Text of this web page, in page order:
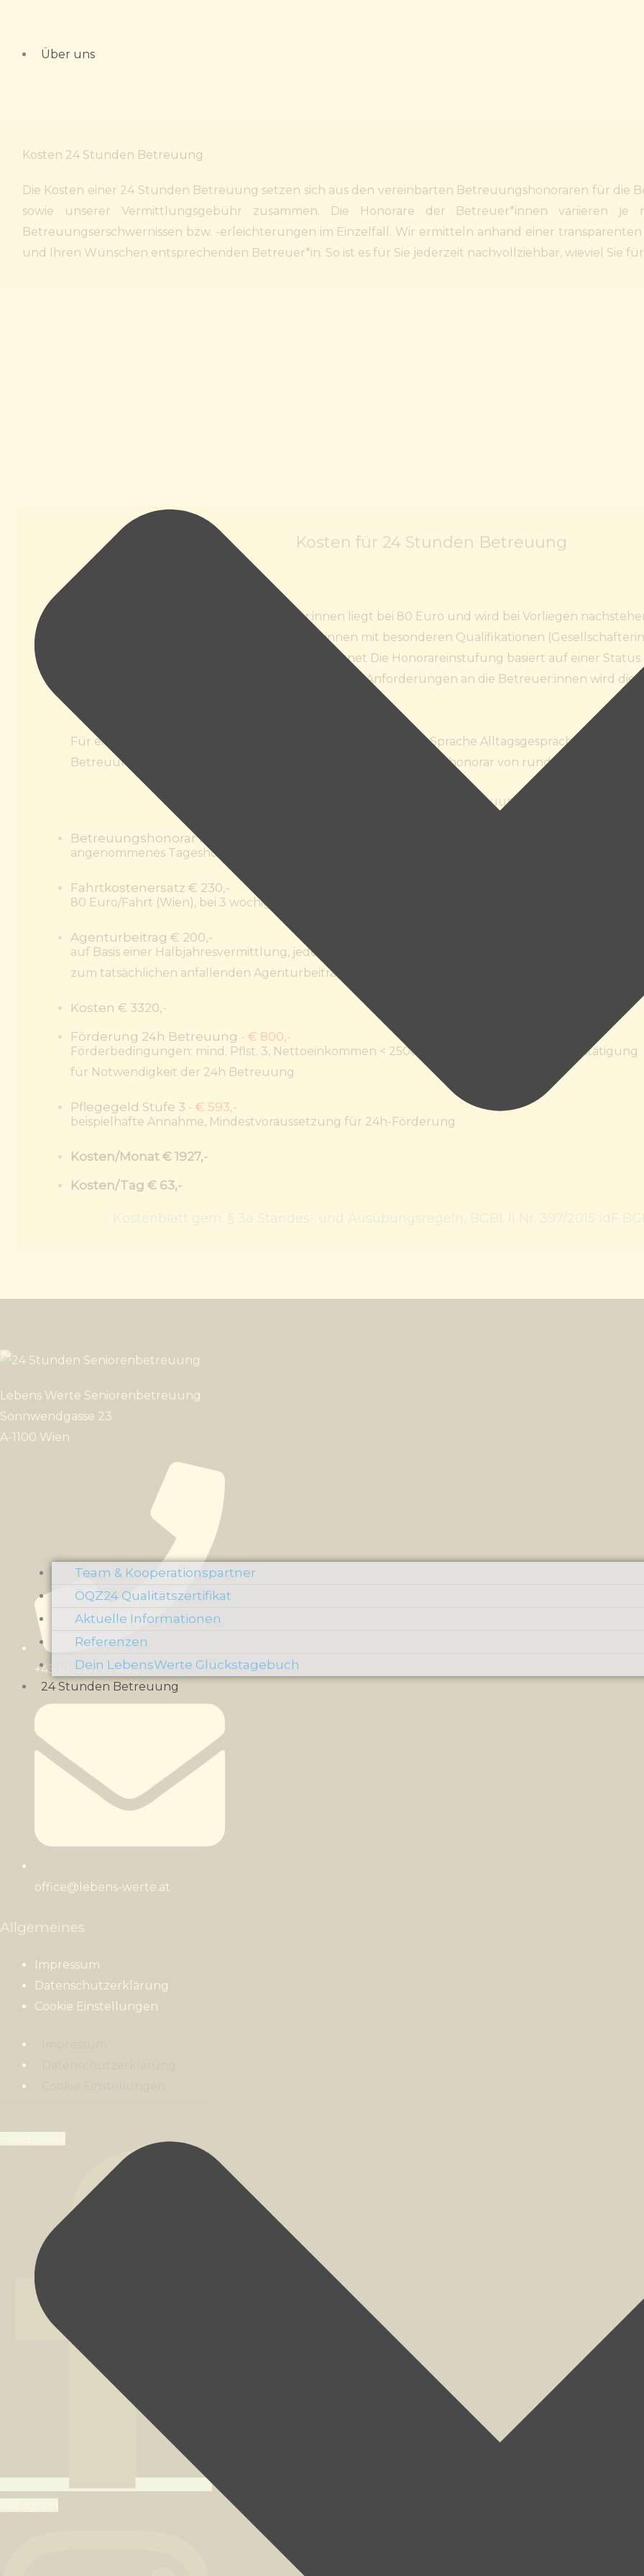
springenÜber uns
Team & Kooperationspartner
ÖQZ24 Qualitätszertifikat
Aktuelle Informationen
Referenzen
Dein LebensWerte Glückstagebuch
24 Stunden Betreuung
Kosten 24 Stunden Betreuung
Die Kosten einer 24 Stunden Betreuung setzen sich aus den vereinbarten Betreuungshonoraren für die
sowie unserer Vermittlungsgebühr zusammen. Die Honorare der Betreuer*innen variieren
Betreuungserschwernissen bzw. -erleichterungen im Einzelfall. Wir ermitteln anhand einer
und Ihren Wünschen entsprechenden Betreuer*in. So ist es für Sie jederzeit nachvollziehbar, wieviel Sie
Kosten für 24 Stunden Betreuung
Das Grundhonorar für Standardbetreuer:innen liegt bei 80 Euro und wird bei Vorliegen
Erschwerniszuschläge erhöht, für Betreuer:innen mit besonderen Qualifikationen (Gesellschafterin,
Autofahrerin) werden Sonderzuschläge berechnet Die Honorareinstufung basiert auf einer Status
Veränderungen der Betreuungssituation oder der Anforderungen an die Betreuer:innen wird die
Für eine Personenbetreuer*in, die beispielsweise in deutscher Sprache Alltagsgespräche führen
Betreuungs- und Demenzerfahrung verfügt, ist mit einem Tageshonorar von rund
Preisbeispiel 24h Betreuung
Betreuungshonorar für 1 Monat
angenommenes Tageshonorar: 95 Euro/Tag
Fahrtkostenersatz € 230,-
80 Euro/Fahrt (Wien), bei 3 wöchigem Turnus
Agenturbeitrag € 200,-
auf Basis einer Halbjahresvermittlung, jederzeit ohne Kündigungsfrist kündbar, Rückerstattung
zum tatsächlichen anfallenden Agenturbeitrag
Kosten € 3320,-
Förderung 24h Betreuung - € 800,-
Förderbedingungen: mind. Pflst. 3, Nettoeinkommen < 2500 Euro/Mo, bis Pflst. 5 ärztl. Bestätigung
für Notwendigkeit der 24h Betreuung
Pflegegeld Stufe 3 - € 593,-
beispielhafte Annahme, Mindestvoraussetzung für 24h-Förderung
Kosten/Monat € 1927,-
Kosten/Tag € 63,-
Kostenblatt gem. § 3a Standes- und Ausübungsregeln, BGBl. II Nr. 397/2015 idF
Lebens Werte Seniorenbetreuung
Sonnwendgasse 23
A-1100 Wien
+43 (0) 1 8777 482
office@lebens-werte.at
Allgemeines
Impressum
Datenschutzerklärung
Cookie Einstellungen